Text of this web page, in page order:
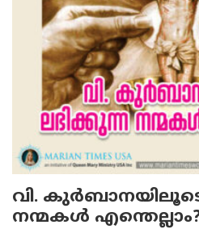
വി.
നന്മകള്‍